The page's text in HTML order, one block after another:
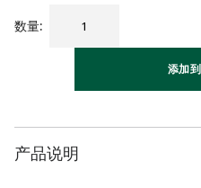
数量:
添加
产品说明